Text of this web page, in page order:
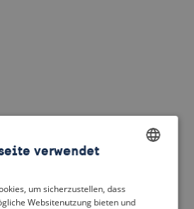
DUTCH
verwendet
um sicherzustellen, dass
Websitenutzung bieten und